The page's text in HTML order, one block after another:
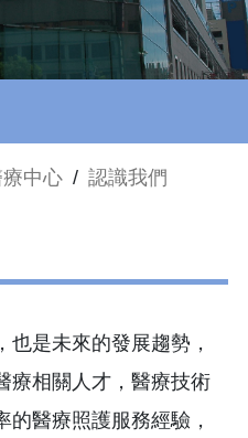
療中心 / 認識我們
也是未來的發展趨勢，
療相關人才，醫療技術
的醫療照護服務經驗，